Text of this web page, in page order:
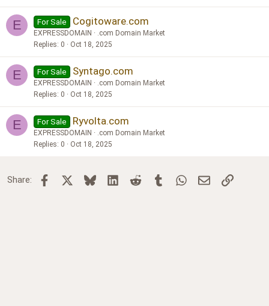
E For Sale Cogitoware.com
EXPRESSDOMAIN
.com Domain Market
Replies 0 Oct 18, 2025
E For Sale Syntago.com
EXPRESSDOMAIN
.com Domain Market
Replies 0 Oct 18, 2025
E For Sale Ryvolta.com
EXPRESSDOMAIN
.com Domain Market
Replies 0 Oct 18, 2025
Share: Facebook BlueskyLinkedInReddit TumblrWhatsApp
Email Link